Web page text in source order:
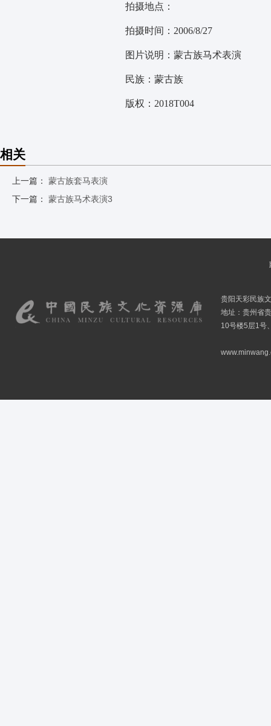
拍摄地点：
拍摄时间：2006/8/27
图片说明：蒙古族马术表演
民族：蒙古族
版权：2018T004
相关
上一篇： 蒙古族套马表演
下一篇： 蒙古族马术表演3
贵阳天彩民族
地址：贵州省
10号楼5层1号